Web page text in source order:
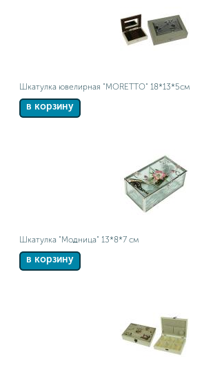
Шкатулка ювелирная "MORETTO" 18*13*5см
в корзину
Шкатулка "Модница" 13*8*7 см
в корзину